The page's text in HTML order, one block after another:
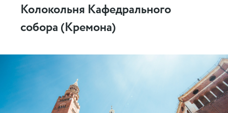
Колокольня Кафедрального
собора (Кремона)